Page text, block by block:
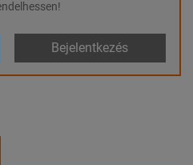
Bejelentkezés